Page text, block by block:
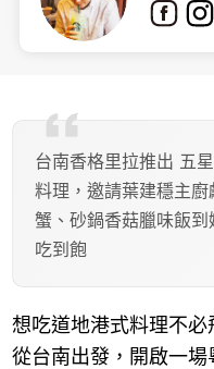
台南香格里拉推出 五
料理，邀請葉建穩主
蟹、砂鍋香菇臘味飯
吃到飽
想吃道地港式料理不
從台南出發，開啟一